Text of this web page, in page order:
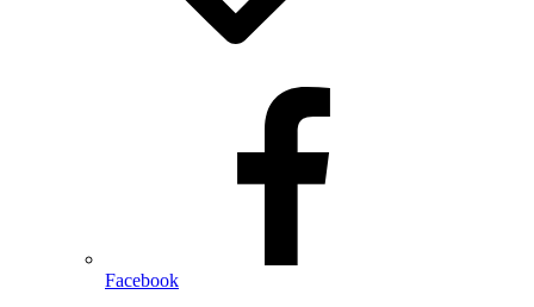
Facebook